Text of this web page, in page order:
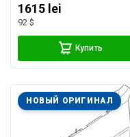
1615 lei
92 $
Купить
НОВЫЙ ОРИГИНАЛ